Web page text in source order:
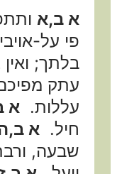
א ב,א
פי על-
בלתך;
עתק
עללות.א
חיל.א
שבעה,